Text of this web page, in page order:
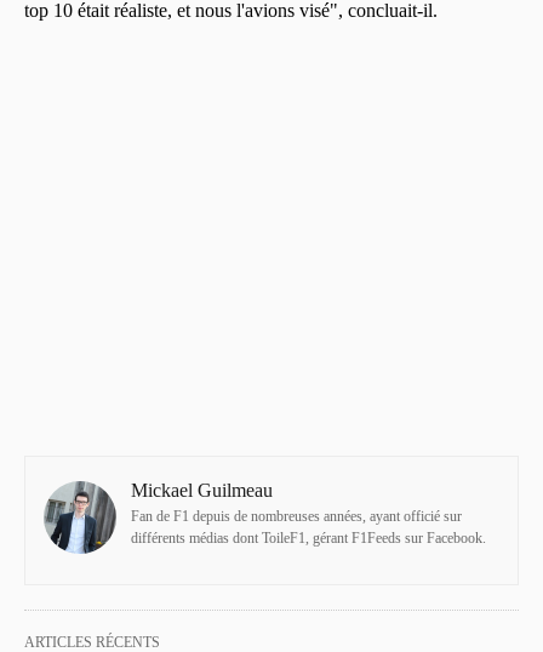
top 10 était réaliste, et nous l'avions visé", concluait-il.
Mickael Guilmeau
Fan de F1 depuis de nombreuses années, ayant officié sur
différents médias dont ToileF1, gérant F1Feeds sur Facebook.
ARTICLES RÉCENTS